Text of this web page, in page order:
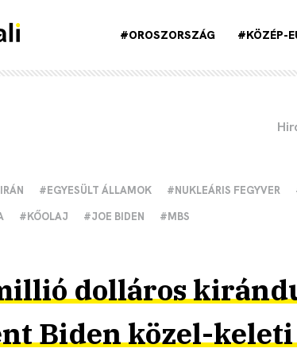
#OROSZORSZÁG #KÖZÉP-
#EGYESÜLT ÁLLAMOK #NUKLEÁRIS FEGYVER
#KŐOLAJ #JOE BIDEN #MBS
dolláros
Biden közel-